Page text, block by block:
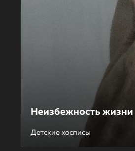
Неизбежность жизни
Детские хосписы